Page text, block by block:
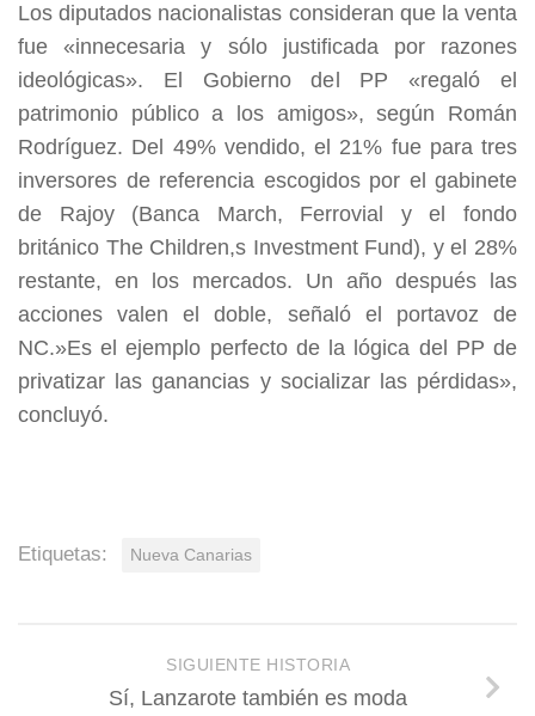
Los diputados nacionalistas consideran que la venta
fue «innecesaria y sólo justificada por razones
ideológicas». El Gobierno del PP «regaló el
patrimonio público a los amigos», según Román
Rodríguez. Del 49% vendido, el 21% fue para tres
inversores de referencia escogidos por el gabinete
de Rajoy (Banca March, Ferrovial y el fondo
británico The Children,s Investment Fund), y el 28%
restante, en los mercados. Un año después las
acciones valen el doble, señaló el portavoz de
NC.»Es el ejemplo perfecto de la lógica del PP de
privatizar las ganancias y socializar las pérdidas»,
concluyó.
Etiquetas: Nueva Canarias
SIGUIENTE HISTORIA
Sí, Lanzarote también es moda